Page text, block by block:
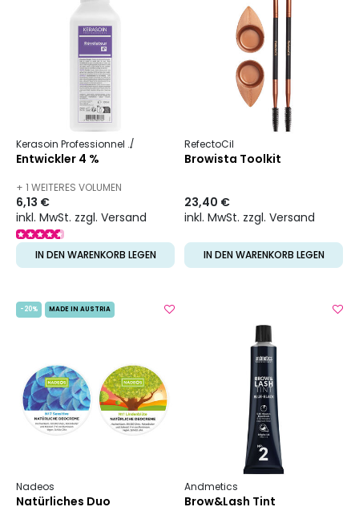
Kerasoin Professionnel Färbung und Technik
Entwickler 4 %
+ 1 WEITERES VOLUMEN
VERFÜGBAR
6,13 €
inkl. MwSt. zzgl. Versand
IN DEN WARENKORB LEGEN
RefectoCil
Browista Toolkit
23,40 €
inkl. MwSt. zzgl. Versand
IN DEN WARENKORB LEGEN
-20% MADE IN AUSTRIA
Nadeos
Natürliches Duo
Andmetics
Brow&Lash Tint